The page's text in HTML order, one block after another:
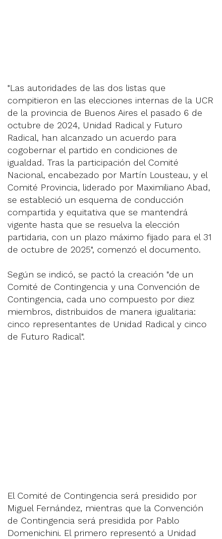
"Las autoridades de las dos listas que
compitieron en las elecciones internas de la UCR
de la provincia de Buenos Aires el pasado 6 de
octubre de 2024, Unidad Radical y Futuro
Radical, han alcanzado un acuerdo para
cogobernar el partido en condiciones de
igualdad. Tras la participación del Comité
Nacional, encabezado por Martín Lousteau, y el
Comité Provincia, liderado por Maximiliano Abad,
se estableció un esquema de conducción
compartida y equitativa que se mantendrá
vigente hasta que se resuelva la elección
partidaria, con un plazo máximo fijado para el 31
de octubre de 2025", comenzó el documento.
Según se indicó, se pactó la creación "de un
Comité de Contingencia y una Convención de
Contingencia, cada uno compuesto por diez
miembros, distribuidos de manera igualitaria:
cinco representantes de Unidad Radical y cinco
de Futuro Radical".
El Comité de Contingencia será presidido por
Miguel Fernández, mientras que la Convención
de Contingencia será presidida por Pablo
Domenichini. El primero representó a Unidad